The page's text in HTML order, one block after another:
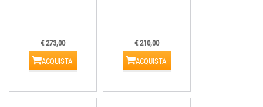
€ 273,00
ACQUISTA
€ 210,00
ACQUISTA